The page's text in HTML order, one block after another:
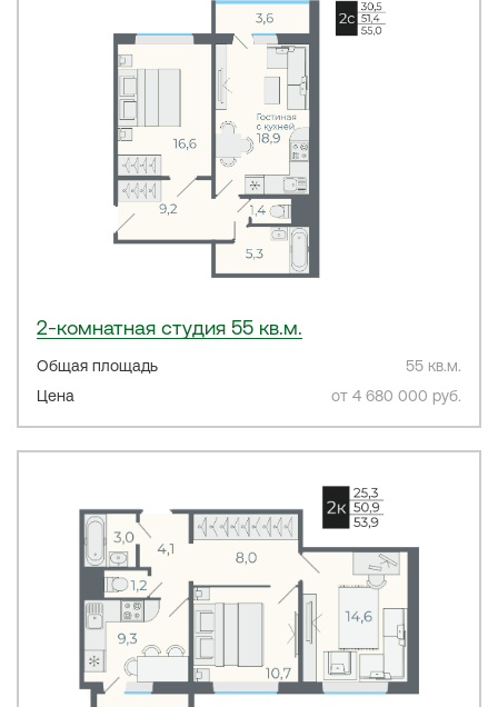
2-комнатная студия 55 кв.м.
Общая площадь
55 кв.м.
Цена
от 4 680 000 руб.